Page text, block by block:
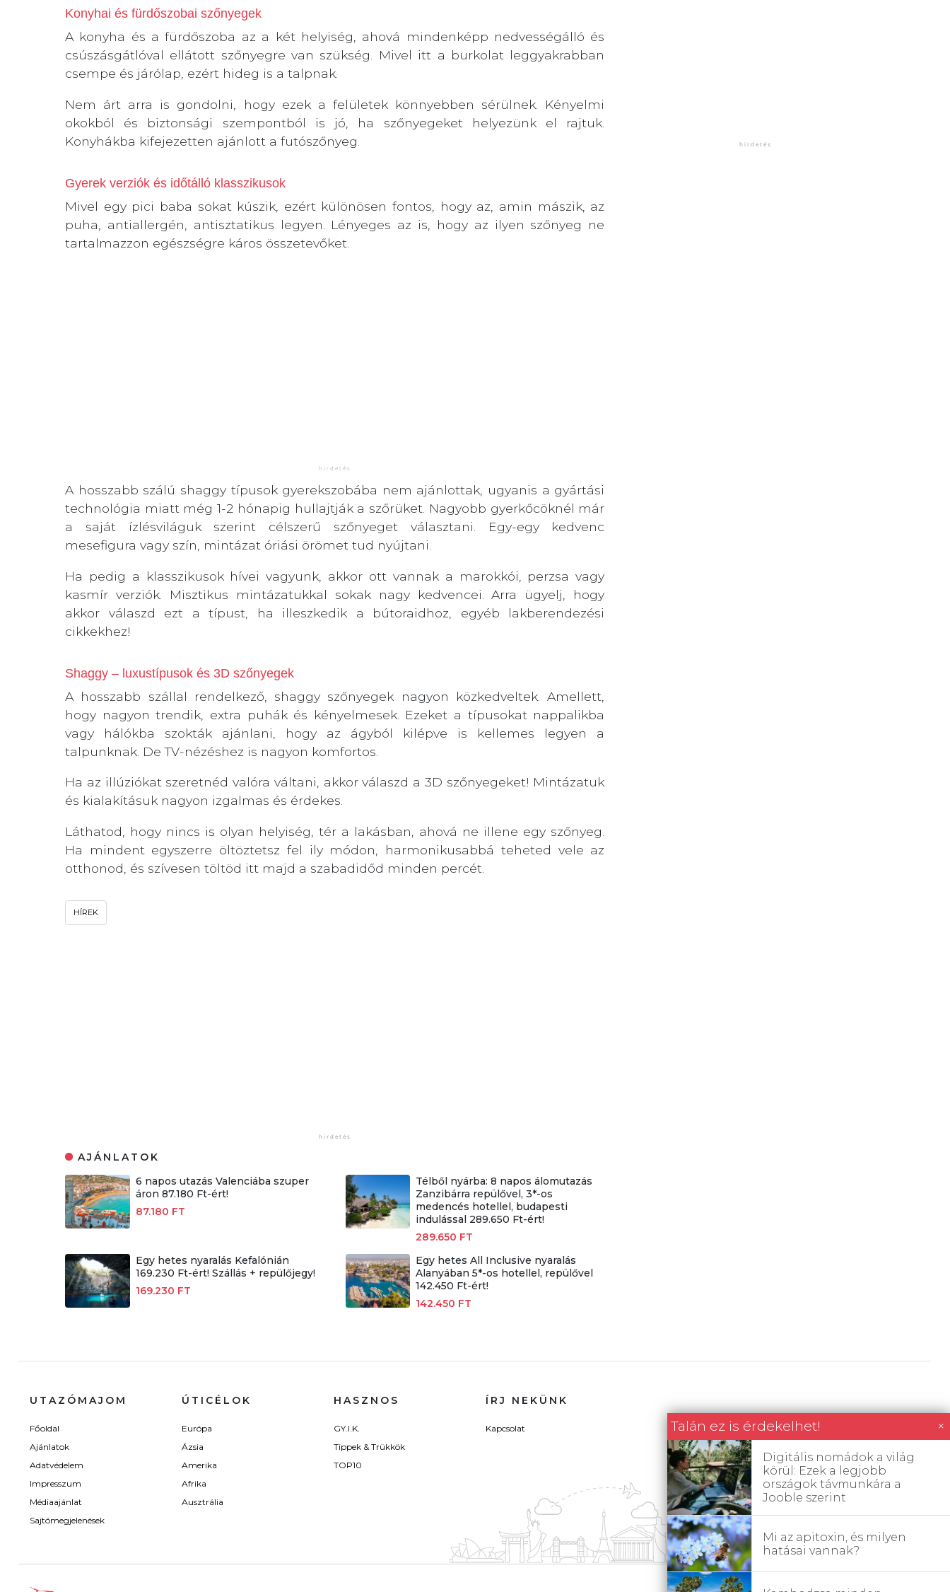
Konyhai és fürdőszobai szőnyegek
A konyha és a fürdőszoba az a két helyiség, ahová mindenképp nedvességálló és
csúszásgátlóval ellátott szőnyegre van szükség. Mivel itt a burkolat leggyakrabban
csempe és járólap, ezért hideg is a talpnak.
Nem árt arra is gondolni, hogy ezek a felületek könnyebben sérülnek. Kényelmi
okokból és biztonsági szempontból is jó, ha szőnyegeket helyezünk el rajtuk.
Konyhákba kifejezetten ajánlott a futószőnyeg.
Gyerek verziók és időtálló klasszikusok
Mivel egy pici baba sokat kúszik, ezért különösen fontos, hogy az, amin mászik, az
puha, antiallergén, antisztatikus legyen. Lényeges az is, hogy az ilyen szőnyeg ne
tartalmazzon egészségre káros összetevőket.
A hosszabb szálú shaggy típusok gyerekszobába nem ajánlottak, ugyanis a gyártási
technológia miatt még 1-2 hónapig hullajtják a szőrüket. Nagyobb gyerkőcöknél már
a saját ízlésviláguk szerint célszerű szőnyeget választani. Egy-egy kedvenc
mesefigura vagy szín, mintázat óriási örömet tud nyújtani.
Ha pedig a klasszikusok hívei vagyunk, akkor ott vannak a marokkói, perzsa vagy
kasmír verziók. Misztikus mintázatukkal sokak nagy kedvencei. Arra ügyelj, hogy
akkor válaszd ezt a típust, ha illeszkedik a bútoraidhoz, egyéb lakberendezési
cikkekhez!
Shaggy – luxustípusok és 3D szőnyegek
A hosszabb szállal rendelkező, shaggy szőnyegek nagyon közkedveltek. Amellett,
hogy nagyon trendik, extra puhák és kényelmesek. Ezeket a típusokat nappalikba
vagy hálókba szokták ajánlani, hogy az ágyból kilépve is kellemes legyen a
talpunknak. De TV-nézéshez is nagyon komfortos.
Ha az illúziókat szeretnéd valóra váltani, akkor válaszd a 3D szőnyegeket! Mintázatuk
és kialakításuk nagyon izgalmas és érdekes.
Láthatod, hogy nincs is olyan helyiség, tér a lakásban, ahová ne illene egy szőnyeg.
Ha mindent egyszerre öltöztetsz fel ily módon, harmonikusabbá teheted vele az
otthonod, és szívesen töltöd itt majd a szabadidőd minden percét.
Talán ez is érdekelhet! ×
Digitális nomádok a világ
körül: Ezek a legjobb
országok távmunkára a
Jooble szerint
Mi az apitoxin, és milyen
hatásai vannak?
HÍREK
AJÁNLATOK
6 napos utazás Valenciába szuper
áron 87.180 Ft-ért!
87.180 FT
Télből nyárba: 8 napos álomutazás
Zanzibárra repülővel, 3*-os
medencés hotellel, budapesti
indulással 289.650 Ft-ért!
289.650 FT
Egy hetes nyaralás Kefalónián
169.230 Ft-ért! Szállás + repülőjegy!
169.230 FT
Egy hetes All Inclusive nyaralás
Alanyában 5*-os hotellel, repülővel
142.450 Ft-ért!
142.450 FT
UTAZÓMAJOM
Főoldal
Ajánlatok
Adatvédelem
Impresszum
Médiaajánlat
Sajtómegjelenések
ÚTICÉLOK
Európa
Ázsia
Amerika
Afrika
Ausztrália
HASZNOS
GY.I.K.
Tippek & Trükkök
TOP10
ÍRJ NEKÜNK
Kapcsolat